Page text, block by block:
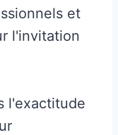
et
l'invitation
l'exactitude